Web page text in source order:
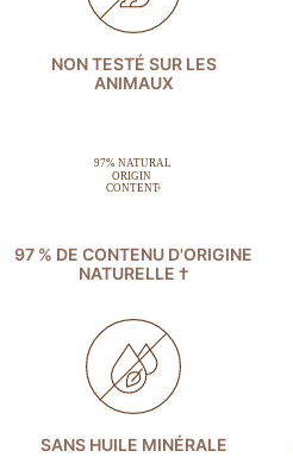
NON TESTÉ SUR LES
ANIMAUX
97 % DE CONTENU D'ORIGINE
NATURELLE †
SANS HUILE MINÉRALE